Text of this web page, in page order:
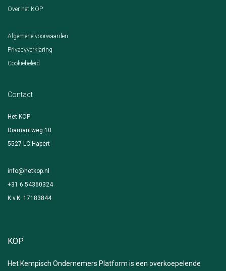
Over het KOP
Algemene voorwaarden
Privacyverklaring
Cookiebeleid
Contact
Het KOP
Diamantweg 10
5527 LC Hapert
info@hetkop.nl
+31 6 54360324
K.v.K. 17183844
KOP
Het Kempisch Ondernemers Platform is een overkoepelende